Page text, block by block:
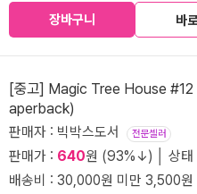
장바구니 바
[중고] Magic Tree House
aperback)
판매자 : 빅박스도서 전문셀러
판매가 : 640원 (93%↓) │ 상태
배송비 : 30,000원 미만 3,500원